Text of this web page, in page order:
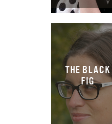
THE BLACK
FIG